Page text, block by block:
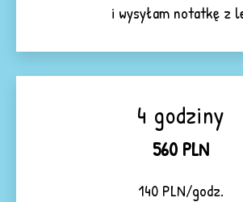
i wysyłam notatkę z
4 godziny
560 PLN
140 PLN/godz.